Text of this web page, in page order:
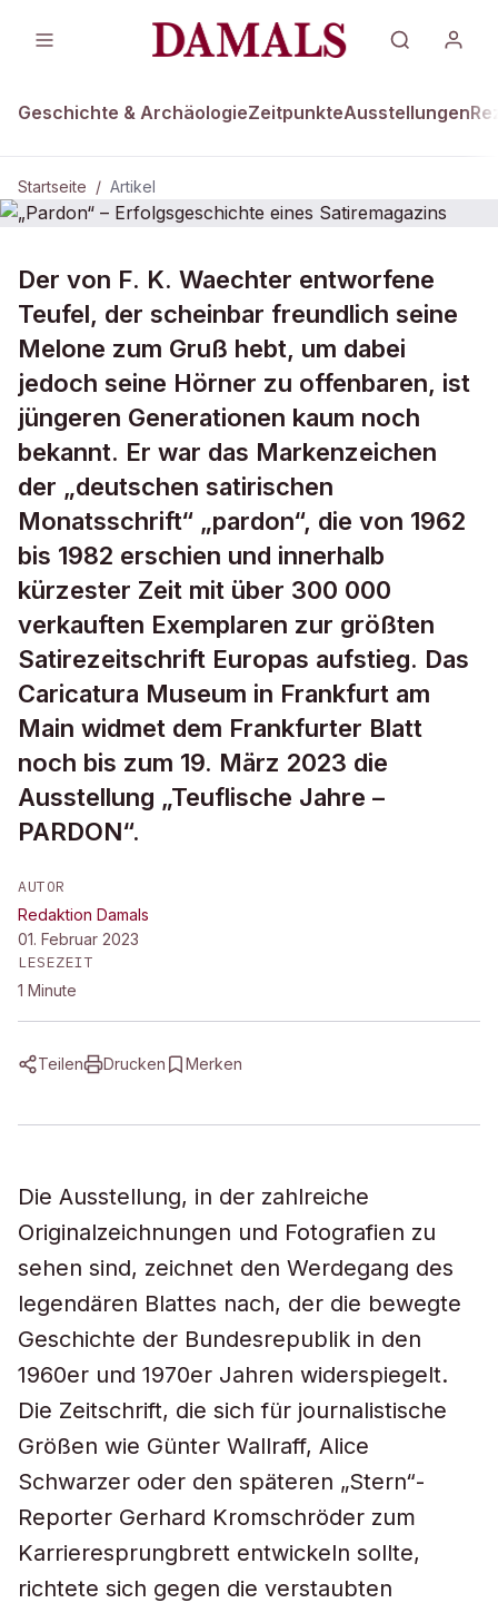
Geschichte & ArchäologieZeitpunkteAusstellungen
Startseite / Artikel
„Pardon“ – Erfolgsgeschichte eines
Satiremagazins
Der von F. K. Waechter entworfene
Teufel, der scheinbar freundlich seine
Melone zum Gruß hebt, um dabei
jedoch seine Hörner zu offenbaren, ist
jüngeren Generationen kaum noch
bekannt. Er war das Markenzeichen
der „deutschen satirischen
Monatsschrift“ „pardon“, die von 1962
bis 1982 erschien und innerhalb
kürzester Zeit mit über 300 000
verkauften Exemplaren zur größten
Satirezeitschrift Europas aufstieg. Das
Caricatura Museum in Frankfurt am
Main widmet dem Frankfurter Blatt
noch bis zum 19. März 2023 die
Ausstellung „Teuflische Jahre –
PARDON“.
AUTOR
Redaktion Damals
01. Februar 2023
LESEZEIT
1 Minute
Teilen Drucken Merken
Die Ausstellung, in der zahlreiche
Originalzeichnungen und Fotografien zu
sehen sind, zeichnet den Werdegang des
legendären Blattes nach, der die bewegte
Geschichte der Bundesrepublik in den
1960er und 1970er Jahren widerspiegelt.
Die Zeitschrift, die sich für journalistische
Größen wie Günter Wallraff, Alice
Schwarzer oder den späteren „Stern“-
Reporter Gerhard Kromschröder zum
Karrieresprungbrett entwickeln sollte,
richtete sich gegen die verstaubten